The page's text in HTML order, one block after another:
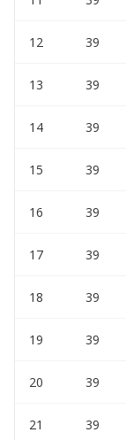
12 39
13 39
14 39
15 39
16 39
17 39
18 39
19 39
20 39
21 39